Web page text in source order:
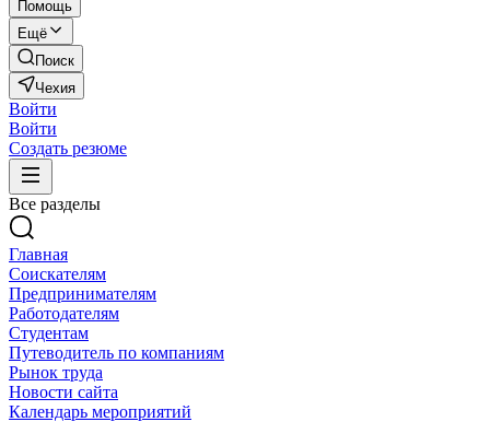
Помощь
Ещё
Поиск
Чехия
Войти
Войти
Создать резюме
Все разделы
Главная
Соискателям
Предпринимателям
Работодателям
Студентам
Путеводитель по компаниям
Рынок труда
Новости сайта
Календарь мероприятий